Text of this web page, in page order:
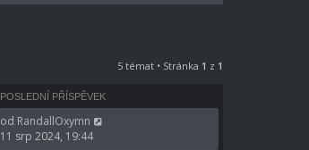
5 témat • Stránka 1 z 1
POSLEDNÍ PŘÍSPĚVEK
od RandallOxymn
11 srp 2024, 19:44